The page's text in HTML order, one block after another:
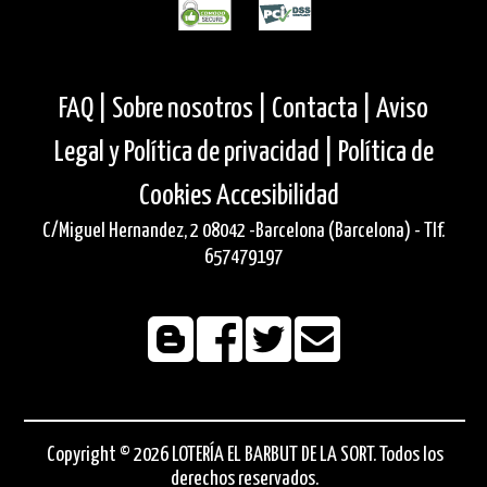
FAQ | Sobre nosotros | Contacta |
Aviso
Legal y Política de privacidad |
Política de
CookiesAccesibilidad
C/Miguel Hernandez, 2 08042 -Barcelona (Barcelona) - Tlf.
657479197
Copyright © 2026 LOTERÍA EL BARBUT DE LA SORT. Todos los
derechos reservados.